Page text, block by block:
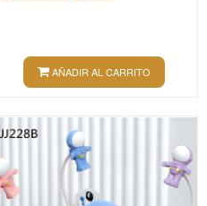
AÑADIR AL CARRITO